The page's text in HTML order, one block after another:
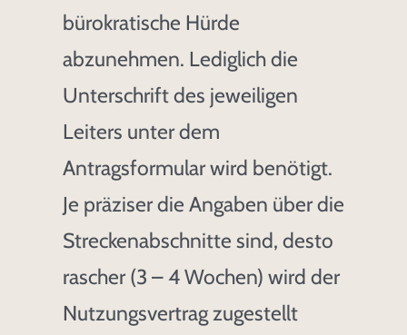
bürokratische Hürde
abzunehmen. Lediglich die
Unterschrift des jeweiligen
Leiters unter dem
Antragsformular wird benötigt.
Je präziser die Angaben über die
Streckenabschnitte sind, desto
rascher (3 – 4 Wochen) wird der
Nutzungsvertrag zugestellt